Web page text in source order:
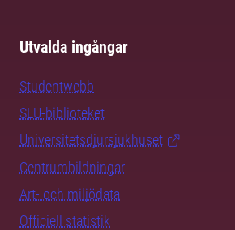
Utvalda ingångar
Studentwebb
SLU-biblioteket
Universitetsdjursjukhuset
Centrumbildningar
Art- och miljödata
Officiell statistik